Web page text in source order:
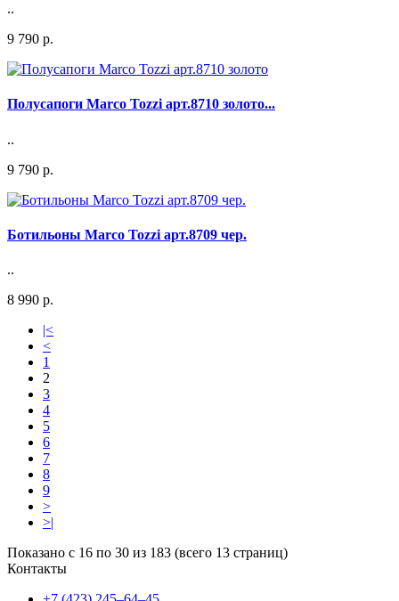
..
9 790 р.
Полусапоги Marco Tozzi арт.8710 золото...
..
9 790 р.
Ботильоны Marco Tozzi арт.8709 чер.
..
8 990 р.
|<
<
1
2
3
4
5
6
7
8
9
>
>|
Показано с 16 по 30 из 183 (всего 13 страниц)
Контакты